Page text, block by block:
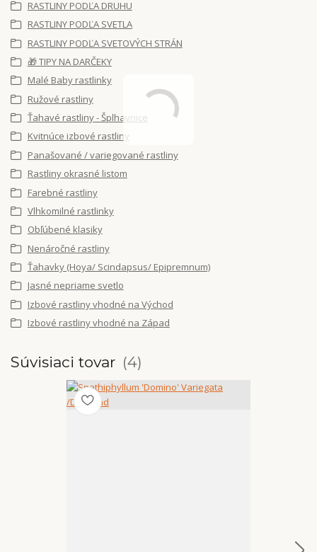
RASTLINY PODĽA DRUHU
RASTLINY PODĽA SVETLA
RASTLINY PODĽA SVETOVÝCH STRÁN
🎁 TIPY NA DARČEKY
Malé Baby rastlinky
Ružové rastliny
Ťahavé rastliny - Šplhavnice
Kvitnúce izbové rastliny
Panašované / variegované rastliny
Rastliny okrasné listom
Farebné rastliny
Vlhkomilné rastlinky
Obľúbené klasiky
Nenáročné rastliny
Ťahavky (Hoya/ Scindapsus/ Epipremnum)
Jasné nepriame svetlo
Izbové rastliny vhodné na Východ
Izbové rastliny vhodné na Západ
Súvisiaci tovar 4